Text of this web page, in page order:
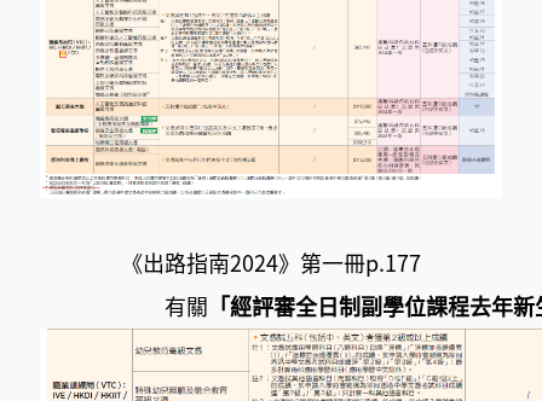
《出路指南2024》第一冊p.177
有關
「經評審全日制副學位課程去年